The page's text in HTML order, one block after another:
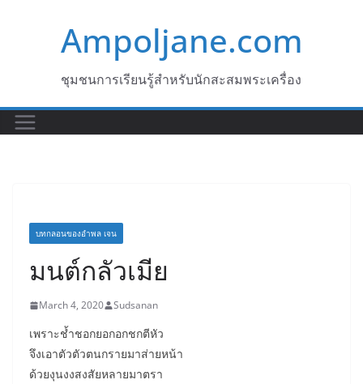
Ampoljane.com
ชุมชนการเรียนรู้สำหรับนักสะสมพระเครื่อง
บทกลอนของอำพล เจน
มนต์กลัวเมีย
March 4, 2020 Sudsanan
เพราะช้ำชอกยอกอกชกตีหัว
จึงเอาตัวตัวตนกรายมาส่ายหน้า
ด้วยงุนงงสงสัยหลายมาตรา